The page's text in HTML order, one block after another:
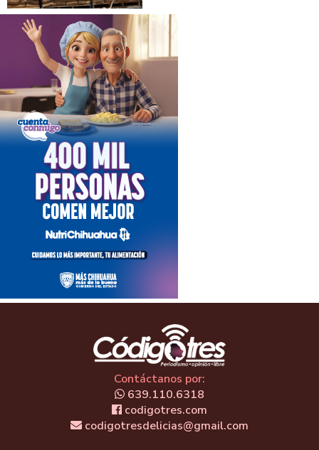
Contáctanos por:
639.110.6318
codigotres.com
codigotresdelicias@gmail.com